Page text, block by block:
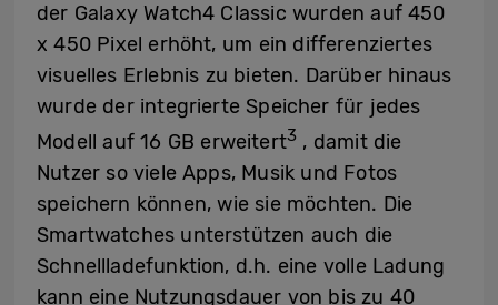
der Galaxy Watch4 Classic wurden auf 450
x 450 Pixel erhöht, um ein differenziertes
visuelles Erlebnis zu bieten. Darüber hinaus
wurde der integrierte Speicher für jedes
Modell auf 16 GB erweitert3 , damit die
Nutzer so viele Apps, Musik und Fotos
speichern können, wie sie möchten. Die
Smartwatches unterstützen auch die
Schnellladefunktion, d.h. eine volle Ladung
kann eine Nutzungsdauer von bis zu 40